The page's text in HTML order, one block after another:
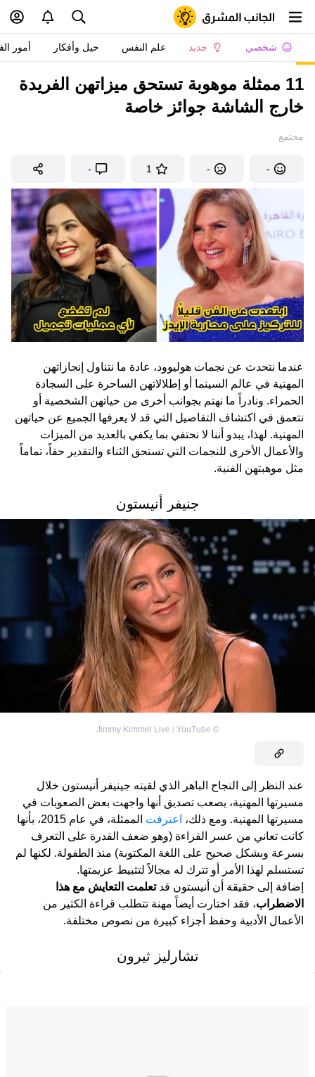
شخصي جديد علم النفس حيل وأفكار أمور
11 ممثلة موهوبة تستحق ميزاتهن الفريدة
خارج الشاشة جوائز خاصة
مجتمع
-
-
1
-
عندما نتحدث عن نجمات هوليوود، عادة ما نتناول إنجازاتهن
المهنية في عالم السينما أو إطلالاتهن الساحرة على السجادة
الحمراء. ونادراً ما نهتم بجوانب أخرى من حياتهن الشخصية أو
نتعمق في اكتشاف التفاصيل التي قد لا يعرفها الجميع عن حياتهن
المهنية. لهذا، يبدو أننا لا نحتفي بما يكفي بالعديد من الميزات
والأعمال الأخرى للنجمات التي تستحق الثناء والتقدير حقاً، تماماً
مثل موهبتهن الفنية.
جنيفر أنيستون
©
Jimmy Kimmel Live / YouTube
عند النظر إلى النجاح الباهر الذي لقيته جينيفر أنيستون خلال
مسيرتها المهنية، يصعب تصديق أنها واجهت بعض الصعوبات في
مسيرتها المهنية. ومع ذلك،
اعترفت
الممثلة، في عام 2015، بأنها
كانت تعاني من عسر القراءة (وهو ضعف القدرة على التعرف
بسرعة وبشكل صحيح على اللغة المكتوبة) منذ الطفولة. لكنها لم
تستسلم لهذا الأمر أو تترك له مجالاً لتثبيط عزيمتها.
إضافة إلى حقيقة أن أنيستون قدتعلمت التعايش مع هذا
الاضطراب، فقد اختارت أيضاً مهنة تتطلب قراءة الكثير من
الأعمال الأدبية وحفظ أجزاء كبيرة من نصوص مختلفة.
تشارليز ثيرون